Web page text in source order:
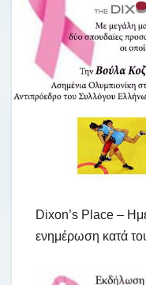
Dixon’s Place –
ενημέρωση κατά